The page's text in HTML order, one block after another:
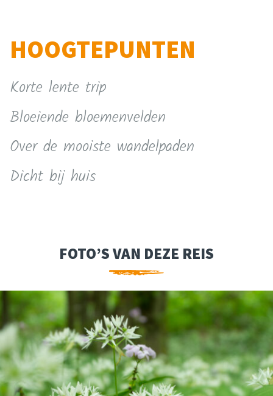
HOOGTEPUNTEN
Korte lente trip
Bloeiende bloemenvelden
Over de mooiste wandelpaden
Dicht bij huis
FOTO’S VAN DEZE REIS